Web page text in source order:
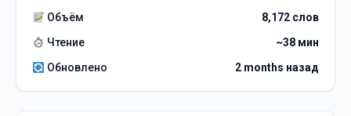
Объём
8,172 слов
Чтение
~38 мин
Обновлено
2 months назад